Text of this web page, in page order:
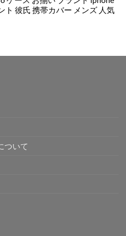
ト 彼氏 携帯カバー メンズ 人気
ついて